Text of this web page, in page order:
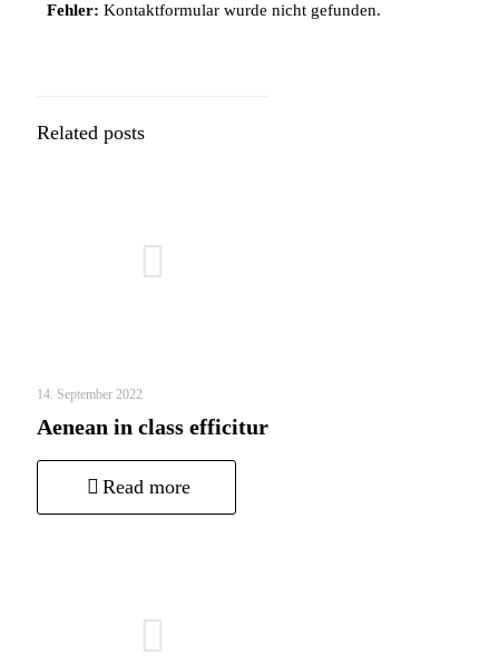
Fehler: Kontaktformular wurde nicht gefunden.
Related posts
14. September 2022
Aenean in class efficitur
Read more